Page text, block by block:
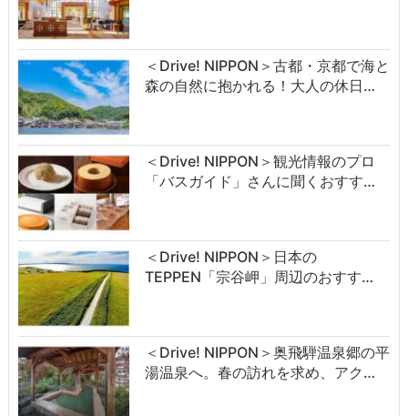
＜Drive! NIPPON＞古都・京都で海と
森の自然に抱かれる！大人の休日…
＜Drive! NIPPON＞観光情報のプロ
「バスガイド」さんに聞くおすす…
＜Drive! NIPPON＞日本の
TEPPEN「宗谷岬」周辺のおすす…
＜Drive! NIPPON＞奥飛騨温泉郷の平
湯温泉へ。春の訪れを求め、アク…